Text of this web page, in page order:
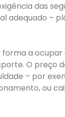
das
adequado –
a
O
– por
ou